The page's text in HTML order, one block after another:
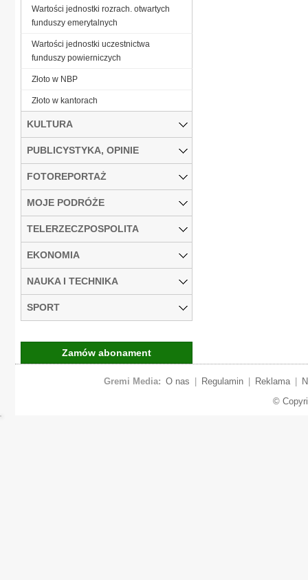
Wartości jednostki rozrach. otwartych
funduszy emerytalnych
Wartości jednostki uczestnictwa
funduszy powierniczych
Złoto w NBP
Złoto w kantorach
KULTURA
PUBLICYSTYKA, OPINIE
FOTOREPORTAŻ
MOJE PODRÓŻE
TELERZECZPOSPOLITA
EKONOMIA
NAUKA I TECHNIKA
SPORT
Zamów abonament
Gremi Media: O nas Regulamin Reklama
©